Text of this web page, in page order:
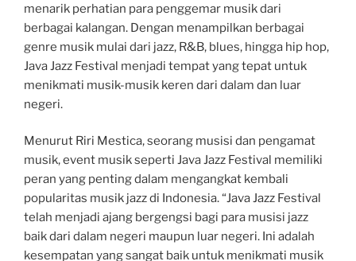
menarik perhatian para penggemar musik dari
berbagai kalangan. Dengan menampilkan berbagai
genre musik mulai dari jazz, R&B, blues, hingga hip hop,
Java Jazz Festival menjadi tempat yang tepat untuk
menikmati musik-musik keren dari dalam dan luar
negeri.
Menurut Riri Mestica, seorang musisi dan pengamat
musik, event musik seperti Java Jazz Festival memiliki
peran yang penting dalam mengangkat kembali
popularitas musik jazz di Indonesia. “Java Jazz Festival
telah menjadi ajang bergengsi bagi para musisi jazz
baik dari dalam negeri maupun luar negeri. Ini adalah
kesempatan yang sangat baik untuk menikmati musik